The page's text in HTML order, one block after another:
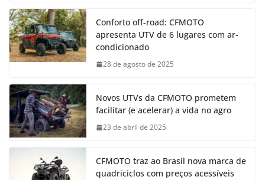
Conforto off-road: CFMOTO
apresenta UTV de 6 lugares com ar-
condicionado
28 de agosto de 2025
Novos UTVs da CFMOTO prometem
facilitar (e acelerar) a vida no agro
23 de abril de 2025
CFMOTO traz ao Brasil nova marca de
quadriciclos com preços acessíveis